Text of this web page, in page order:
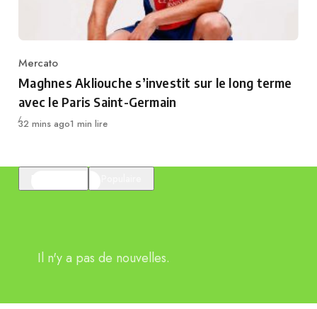
Category
Mercato
Maghnes Akliouche s’investit sur le long terme
avec le Paris Saint-Germain
Publié
32 mins ago1 min lire
Il n'y a pas de nouvelles.